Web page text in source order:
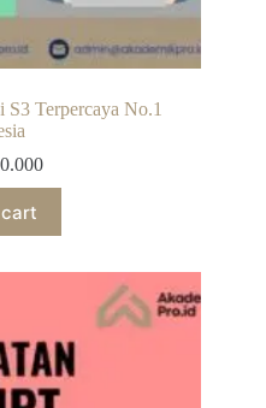
S3 Terpercaya No.1